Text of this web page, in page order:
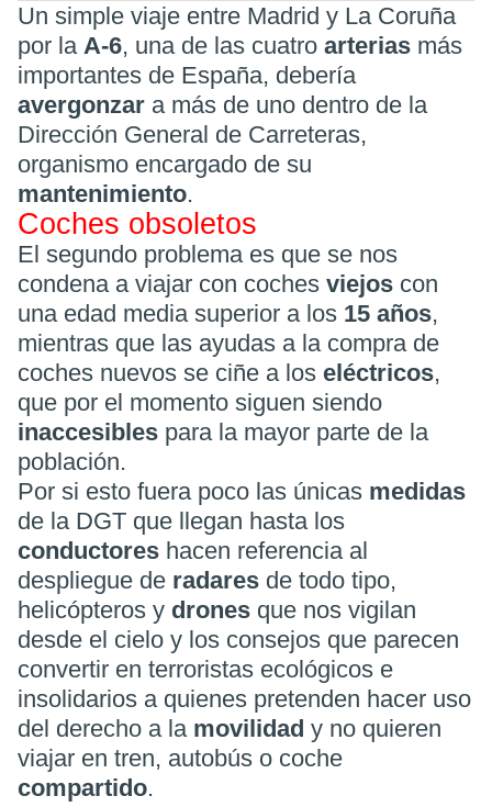
Un simple viaje entre Madrid y La Coruña
por la A-6, una de las cuatro arterias más
importantes de España, debería
avergonzar a más de uno dentro de la
Dirección General de Carreteras,
organismo encargado de su
mantenimiento.
Coches obsoletos
El segundo problema es que se nos
condena a viajar con coches viejos con
una edad media superior a los 15 años,
mientras que las ayudas a la compra de
coches nuevos se ciñe a los eléctricos,
que por el momento siguen siendo
inaccesibles para la mayor parte de la
población.
Por si esto fuera poco las únicas medidas
de la DGT que llegan hasta los
conductores hacen referencia al
despliegue de radares de todo tipo,
helicópteros y drones que nos vigilan
desde el cielo y los consejos que parecen
convertir en terroristas ecológicos e
insolidarios a quienes pretenden hacer uso
del derecho a la movilidad y no quieren
viajar en tren, autobús o coche
compartido.